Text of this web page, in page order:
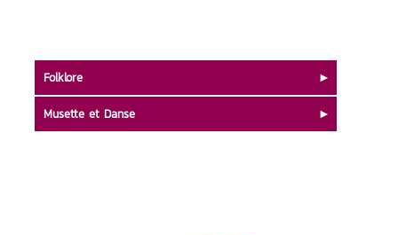
Folklore
Musette et Danse